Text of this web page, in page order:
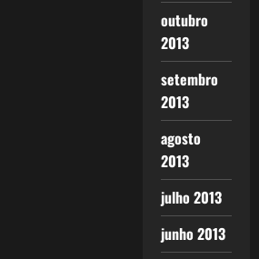
outubro
2013
setembro
2013
agosto
2013
julho 2013
junho 2013